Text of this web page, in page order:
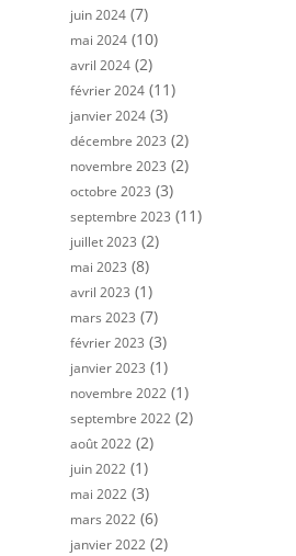
juin 2024 (7)
mai 2024 (10)
avril 2024 (2)
février 2024 (11)
janvier 2024 (3)
décembre 2023 (2)
novembre 2023 (2)
octobre 2023 (3)
septembre 2023 (11)
juillet 2023 (2)
mai 2023 (8)
avril 2023 (1)
mars 2023 (7)
février 2023 (3)
janvier 2023 (1)
novembre 2022 (1)
septembre 2022 (2)
août 2022 (2)
juin 2022 (1)
mai 2022 (3)
mars 2022 (6)
janvier 2022 (2)